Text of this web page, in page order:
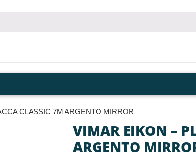
CLASSIC 7M ARGENTO MIRROR
VIMAR EIKON –
ARGENTO